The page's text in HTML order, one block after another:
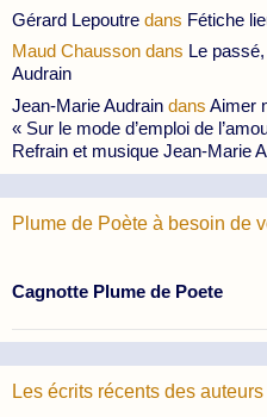
Gérard Lepoutre dans Fétiche
Maud Chausson dans Le
Audrain
Jean-Marie Audrain dans Aimer
« Sur le mode d’emploi de
Refrain et musique Jean-Marie
Plume de Poète à besoin de
Cagnotte Plume de Poete
Les écrits récents des auteurs